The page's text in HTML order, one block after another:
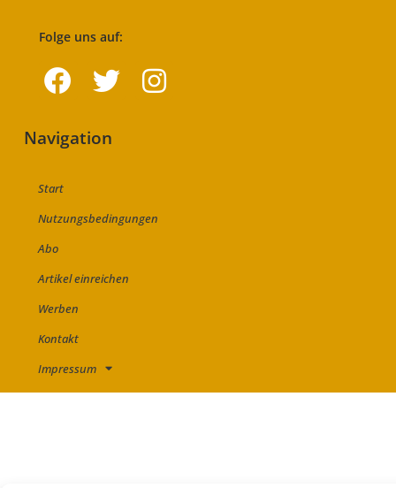
Folge uns auf:
Navigation
Start
Nutzungsbedingungen
Abo
Artikel einreichen
Werben
Kontakt
Impressum